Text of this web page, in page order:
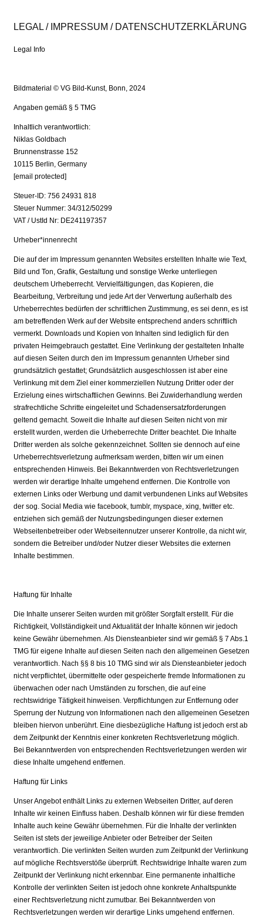
LEGAL / IMPRESSUM / DATENSCHUTZERKLÄRUNG
Legal Info
Bildmaterial © VG Bild-Kunst, Bonn, 2024
Angaben gemäß § 5 TMG
Inhaltlich verantwortlich:
Niklas Goldbach
Brunnenstrasse 152
10115 Berlin, Germany
[email protected]
Steuer-ID: 756 24931 818
Steuer Nummer: 34/312/50299
VAT / UstId Nr: DE241197357​
Urheber*innenrecht
Die auf der im Impressum genannten Websites erstellten Inhalte wie Text,
Bild und Ton, Grafik, Gestaltung und sonstige Werke unterliegen
deutschem Urheberrecht. Vervielfältigungen, das Kopieren, die
Bearbeitung, Verbreitung und jede Art der Verwertung außerhalb des
Urheberrechtes bedürfen der schriftlichen Zustimmung, es sei denn, es ist
am betreffenden Werk auf der Website entsprechend anders schriftlich
vermerkt. Downloads und Kopien von Inhalten sind lediglich für den
privaten Heimgebrauch gestattet. Eine Verlinkung der gestalteten Inhalte
auf diesen Seiten durch den im Impressum genannten Urheber sind
grundsätzlich gestattet; Grundsätzlich ausgeschlossen ist aber eine
Verlinkung mit dem Ziel einer kommerziellen Nutzung Dritter oder der
Erzielung eines wirtschaftlichen Gewinns. Bei Zuwiderhandlung werden
strafrechtliche Schritte eingeleitet und Schadensersatzforderungen
geltend gemacht. Soweit die Inhalte auf diesen Seiten nicht von mir
erstellt wurden, werden die Urheberrechte Dritter beachtet. Die Inhalte
Dritter werden als solche gekennzeichnet. Sollten sie dennoch auf eine
Urheberrechtsverletzung aufmerksam werden, bitten wir um einen
entsprechenden Hinweis. Bei Bekanntwerden von Rechtsverletzungen
werden wir derartige Inhalte umgehend entfernen. Die Kontrolle von
externen Links oder Werbung und damit verbundenen Links auf Websites
der sog. Social Media wie facebook, tumblr, myspace, xing, twitter etc.
entziehen sich gemäß der Nutzungsbedingungen dieser externen
Webseitenbetreiber oder Webseitennutzer unserer Kontrolle, da nicht wir,
sondern die Betreiber und/oder Nutzer dieser Websites die externen
Inhalte bestimmen.
Haftung für Inhalte
Die Inhalte unserer Seiten wurden mit größter Sorgfalt erstellt. Für die
Richtigkeit, Vollständigkeit und Aktualität der Inhalte können wir jedoch
keine Gewähr übernehmen. Als Diensteanbieter sind wir gemäß § 7 Abs.1
TMG für eigene Inhalte auf diesen Seiten nach den allgemeinen Gesetzen
verantwortlich. Nach §§ 8 bis 10 TMG sind wir als Diensteanbieter jedoch
nicht verpflichtet, übermittelte oder gespeicherte fremde Informationen zu
überwachen oder nach Umständen zu forschen, die auf eine
rechtswidrige Tätigkeit hinweisen. Verpflichtungen zur Entfernung oder
Sperrung der Nutzung von Informationen nach den allgemeinen Gesetzen
bleiben hiervon unberührt. Eine diesbezügliche Haftung ist jedoch erst ab
dem Zeitpunkt der Kenntnis einer konkreten Rechtsverletzung möglich.
Bei Bekanntwerden von entsprechenden Rechtsverletzungen werden wir
diese Inhalte umgehend entfernen.
Haftung für Links
Unser Angebot enthält Links zu externen Webseiten Dritter, auf deren
Inhalte wir keinen Einfluss haben. Deshalb können wir für diese fremden
Inhalte auch keine Gewähr übernehmen. Für die Inhalte der verlinkten
Seiten ist stets der jeweilige Anbieter oder Betreiber der Seiten
verantwortlich. Die verlinkten Seiten wurden zum Zeitpunkt der Verlinkung
auf mögliche Rechtsverstöße überprüft. Rechtswidrige Inhalte waren zum
Zeitpunkt der Verlinkung nicht erkennbar. Eine permanente inhaltliche
Kontrolle der verlinkten Seiten ist jedoch ohne konkrete Anhaltspunkte
einer Rechtsverletzung nicht zumutbar. Bei Bekanntwerden von
Rechtsverletzungen werden wir derartige Links umgehend entfernen.